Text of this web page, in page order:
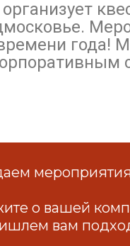
года!
о вашей
вам